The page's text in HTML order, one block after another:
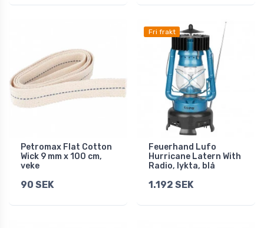
Petromax Flat Cotton
Wick 9 mm x 100 cm,
veke
90 SEK
Fri frakt
Feuerhand Lufo
Hurricane Latern With
Radio, lykta, blå
1.192 SEK